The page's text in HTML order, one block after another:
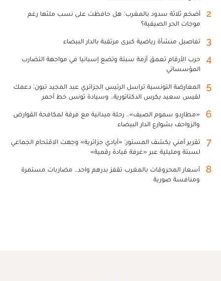
2
أضخم ثلاثة سدود بالمغرب: هل حافظت على نسب ملئها رغم
موجات الحر الصيفية؟
3 تفاصيل منشأة رياضية كبرى مرتقبة بالدار البيضاء
4
حرب الأرقام تعمق أزمة سبتة وتضع إسبانيا في مواجهة التضارب
المؤسساتي
5
المعارضة التونسية تراسل الرئيس الجزائري عبد المجيد تبون: دعمك
لقيس سعيد يكرس الدكتاتورية.. وسيادة تونس خط أحمر
6
«مطارِدو سموم الصيف».. رحلة ميدانية مع فرقة لمكافحة القوارض
والزواحف بشوارع الدار البيضاء
7
تقرير أمني يكشف المستور: «أيادي جزائرية» وجهت الاقتحام الجماعي
لسبتة ومليلية عبر «غرفة قيادة رقمية»
8
أسعار المحروقات بالمغرب تقفز بدرهم واحد.. مضاربات مستمرة
ومنافسة صورية